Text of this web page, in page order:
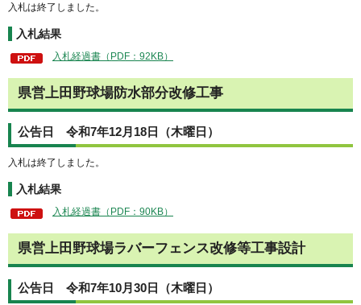
入札は終了しました。
入札結果
入札経過書（PDF：92KB）
県営上田野球場防水部分改修工事
公告日 令和7年12月18日（木曜日）
入札は終了しました。
入札結果
入札経過書（PDF：90KB）
県営上田野球場ラバーフェンス改修等工事設計
公告日 令和7年10月30日（木曜日）